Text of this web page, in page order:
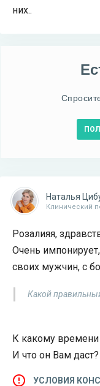
них..
Наталья
Клинический
Розалияя,
Очень
своих мужчин, с
Какой
К какому
И что он Вам даст?
УСЛОВИЯ